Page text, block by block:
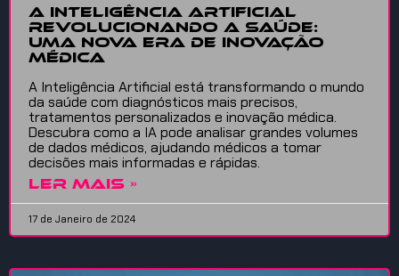
A Inteligência Artificial
revolucionando a saúde:
uma nova era de inovação
médica
A Inteligência Artificial está transformando o mundo
da saúde com diagnósticos mais precisos,
tratamentos personalizados e inovação médica.
Descubra como a IA pode analisar grandes volumes
de dados médicos, ajudando médicos a tomar
decisões mais informadas e rápidas.
LER MAIS »
17 de Janeiro de 2024